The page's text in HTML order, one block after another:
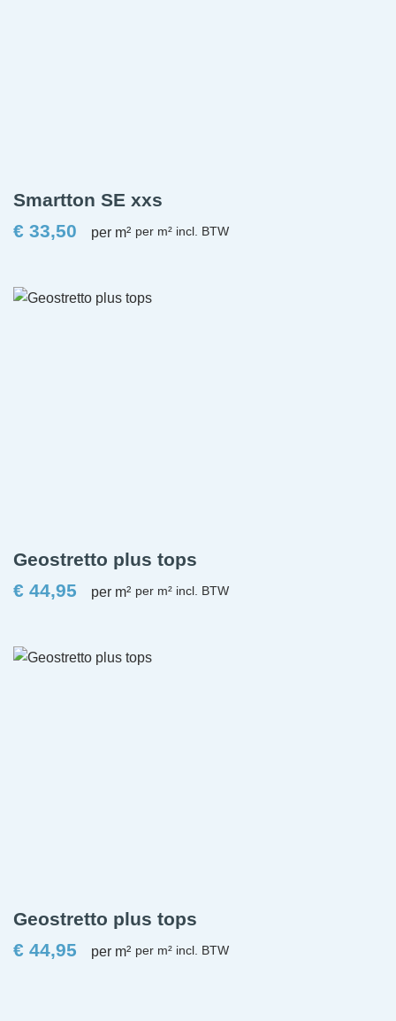
Smartton SE xxs
€ 33,50 per m²
Geostretto plus tops
€ 44,95 per m²
Geostretto plus tops
€ 44,95 per m²